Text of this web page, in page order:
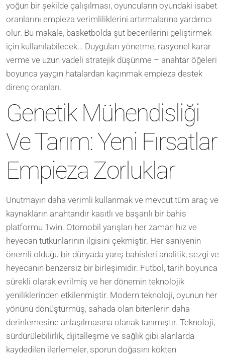
yoğun bir şekilde çalışılması, oyuncuların oyundaki isabet
oranlarını empieza verimliliklerini artırmalarına yardımcı
olur. Bu makale, basketbolda şut becerilerini geliştirmek
için kullanılabilecek… Duyguları yönetme, rasyonel karar
verme ve uzun vadeli stratejik düşünme – anahtar öğeleri
boyunca yaygın hatalardan kaçınmak empieza destek
direnç oranları.
Genetik Mühendisliği
Ve Tarım: Yeni Fırsatlar
Empieza Zorluklar
Unutmayın daha verimli kullanmak ve mevcut tüm araç ve
kaynakların anahtarıdır kasıtlı ve başarılı bir bahis
platformu 1win. Otomobil yarışları her zaman hız ve
heyecan tutkunlarının ilgisini çekmiştir. Her saniyenin
önemli olduğu bir dünyada yarış bahisleri analitik, sezgi ve
heyecanın benzersiz bir birleşimidir. Futbol, tarih boyunca
sürekli olarak evrilmiş ve her dönemin teknolojik
yeniliklerinden etkilenmiştir. Modern teknoloji, oyunun her
yönünü dönüştürmüş, sahada olan bitenlerin daha
derinlemesine anlaşılmasına olanak tanımıştır. Teknoloji,
sürdürülebilirlik, dijitalleşme ve sağlık gibi alanlarda
kaydedilen ilerlemeler, sporun doğasını kökten